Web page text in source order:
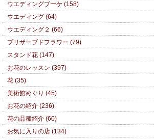
ウエディングブーケ (158)
ウエディング (64)
ウエディング２ (66)
プリザーブドフラワー (79)
スタンド花 (147)
お花のレッスン (397)
花 (35)
美術館めぐり (45)
お花の紹介 (236)
花の品種紹介 (60)
お気に入りの店 (134)